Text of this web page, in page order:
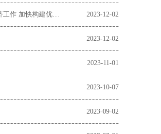
深入学习贯彻习近平总书记重要讲话重要指示精神 扎实做好防灾减灾救灾、安全生产和数字经济工作 加快构建优质高效服务业新体系 2023-12-02
2023-12-02
2023-11-01
2023-10-07
2023-09-02